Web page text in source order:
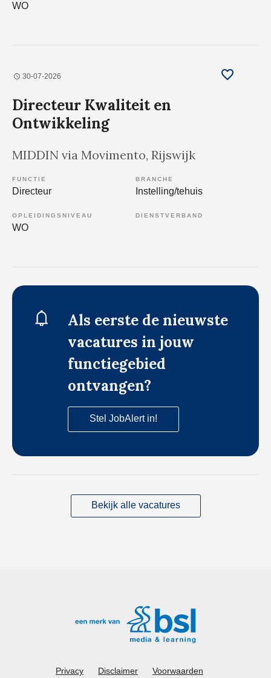
WO
30-07-2026
Directeur Kwaliteit en
Ontwikkeling
MIDDIN via Movimento, Rijswijk
FUNCTIE
Directeur
BRANCHE
Instelling/tehuis
OPLEIDINGSNIVEAU
WO
DIENSTVERBAND
Als eerste de nieuwste
vacatures in jouw
functiegebied
ontvangen?
Stel JobAlert in!
Bekijk alle vacatures
Privacy Disclaimer Voorwaarden